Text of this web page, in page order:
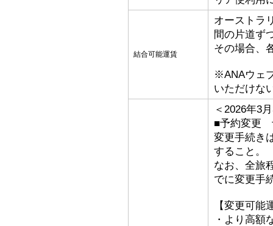
結合可能運賃
オーストラ
間の片道ず
その場合、
※ANAウェ
いただけな
＜2026年3
■予約変更
変更手続き
すること。
なお、全旅
でに変更手
【変更可能
・より高額